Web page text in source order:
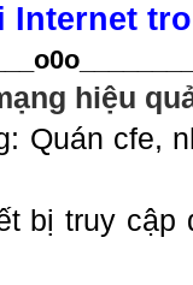
Internet
hiệu
Quán cfe,
bị truy cập